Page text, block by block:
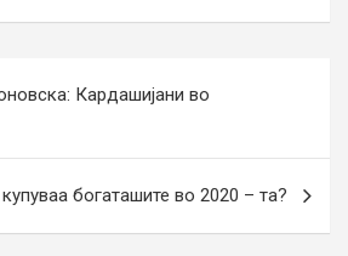
Кардашијани во
богаташите во 2020 – та?